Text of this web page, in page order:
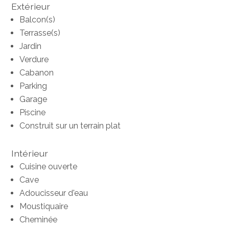
Extérieur
Balcon(s)
Terrasse(s)
Jardin
Verdure
Cabanon
Parking
Garage
Piscine
Construit sur un terrain plat
Intérieur
Cuisine ouverte
Cave
Adoucisseur d'eau
Moustiquaire
Cheminée